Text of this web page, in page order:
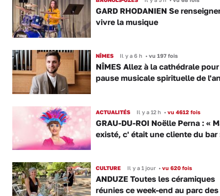
GARD RHODANIEN Se
vivre la musique
NÎMES Il y a 6 h •vu 197 fois
NÎMES Allez à la cathédrale
pause musicale spirituelle de
ACTUALITÉS Il y a 12 h •vu 4612 fois
GRAU-DU-ROI Noëlle Perna : «
existé, c' était une cliente du bar
CULTURE Il y a 1 jour •vu 620 fois
ANDUZE Toutes les céramiques
réunies ce week-end au parc des